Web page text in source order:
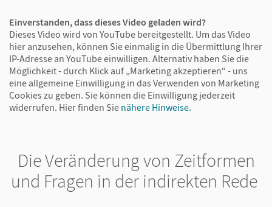
Einverstanden, dass dieses Video geladen wird?
Dieses Video wird von YouTube bereitgestellt. Um das Video
hier anzusehen, können Sie einmalig in die Übermittlung Ihrer
IP-Adresse an YouTube einwilligen. Alternativ haben Sie die
Möglichkeit - durch Klick auf „Marketing akzeptieren“ - uns
eine allgemeine Einwilligung in das Verwenden von Marketing
Cookies zu geben. Sie können die Einwilligung jederzeit
widerrufen. Hier finden Sie nähere Hinweise.
Die Veränderung von Zeitformen
und Fragen in der indirekten Rede